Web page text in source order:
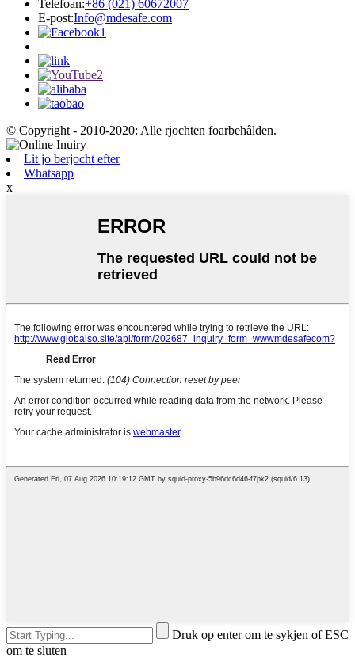
Telefoan:+86 (021) 60672007
E-post:Info@mdesafe.com
© Copyright - 2010-2020: Alle rjochten foarbehâlden.
Lit jo berjocht efter
Whatsapp
x
Druk op enter om te sykjen of ESC
om te sluten